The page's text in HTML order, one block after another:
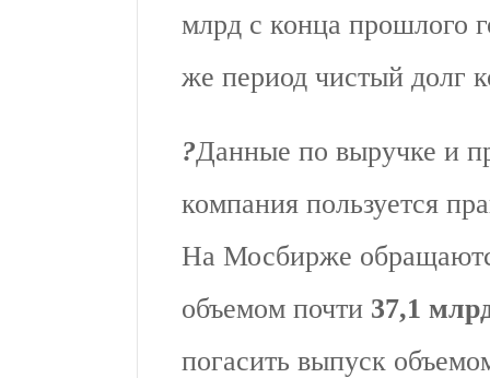
млрд с конца прошлого
же период чистый долг
?️Данные по выручке и
компания пользуется
На Мосбирже
объемом почти 37,1
погасить выпуск